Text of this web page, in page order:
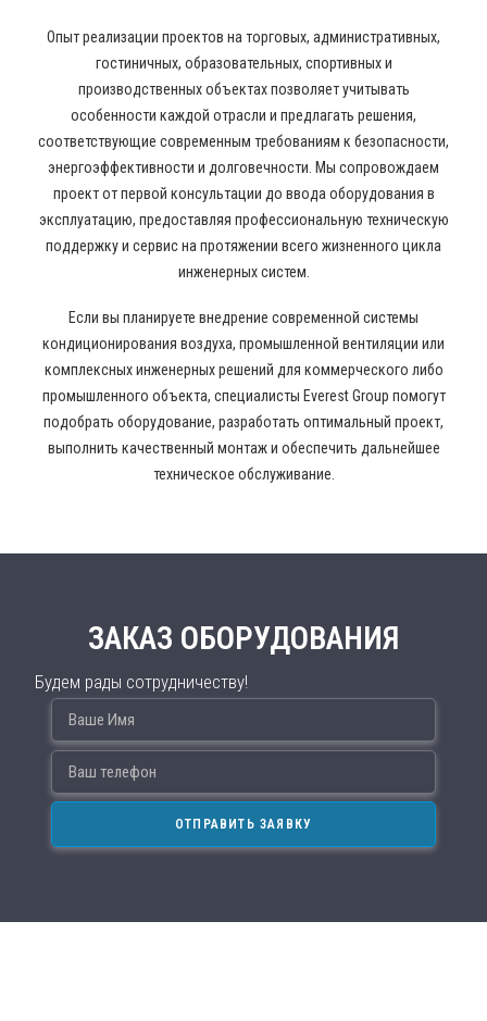
Опыт реализации проектов на торговых, административных,
гостиничных, образовательных, спортивных и
производственных объектах позволяет учитывать
особенности каждой отрасли и предлагать решения,
соответствующие современным требованиям к безопасности,
энергоэффективности и долговечности. Мы сопровождаем
проект от первой консультации до ввода оборудования в
эксплуатацию, предоставляя профессиональную техническую
поддержку и сервис на протяжении всего жизненного цикла
инженерных систем.
Если вы планируете внедрение современной системы
кондиционирования воздуха, промышленной вентиляции или
комплексных инженерных решений для коммерческого либо
промышленного объекта, специалисты Everest Group помогут
подобрать оборудование, разработать оптимальный проект,
выполнить качественный монтаж и обеспечить дальнейшее
техническое обслуживание.
ЗАКАЗ ОБОРУДОВАНИЯ
Будем рады сотрудничеству!